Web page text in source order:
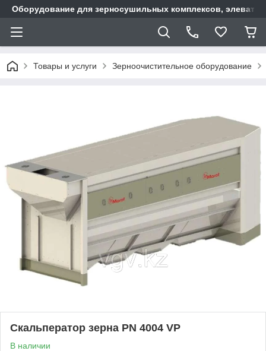
Оборудование для зерносушильных комплексов,
Товары и услуги Зерноочистительное оборудование
Скальператор зерна PN 4004 VP
В наличии